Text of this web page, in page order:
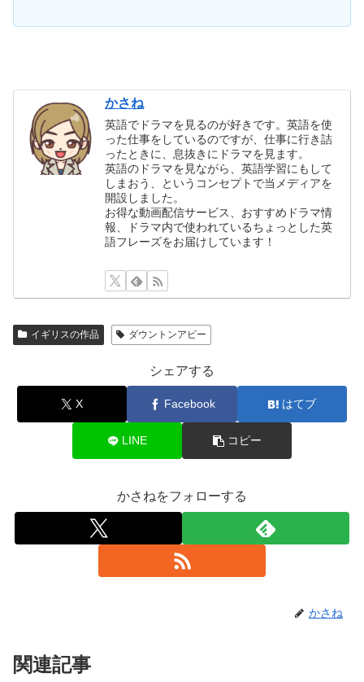
かさね
英語でドラマを見るのが好きです。英語を使
った仕事をしているのですが、仕事に行き詰
ったときに、息抜きにドラマを見ます。
英語のドラマを見ながら、英語学習にもして
しまおう、というコンセプトで当メディアを
開設しました。
お得な動画配信サービス、おすすめドラマ情
報、ドラマ内で使われているちょっとした英
語フレーズをお届けしています！
イギリスの作品 ダウントンアビー
シェアする
X Facebook はてブ
LINE コピー
かさねをフォローする
かさね
関連記事